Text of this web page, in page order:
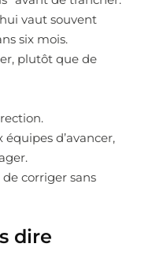
vaut souvent
six mois.
plutôt que de
d’avancer,
corriger sans
dire